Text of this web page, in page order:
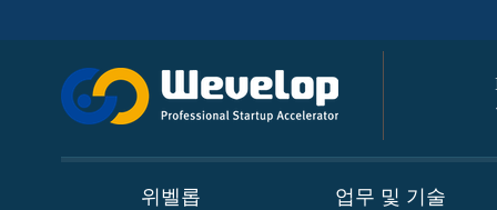
위벨롭 업무 및 기술